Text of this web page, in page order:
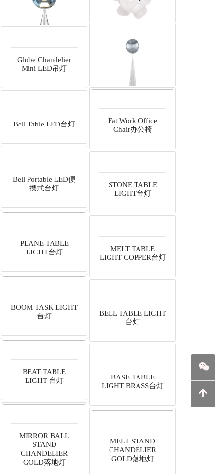
Melt Chandelier Mini
Opal LED吊灯
Melt Chandelier
Large Opal LED吊灯
Melt Burst
Chandelier Opal LED
吊灯
台灯
Silver LED落地灯
Globe Chandelier
Mini LED吊灯
Fat Work Office
Chair办公椅
Bell Table LED台灯
Bell Portable LED便
携式台灯
STONE TABLE
LIGHT台灯
PLANE TABLE
LIGHT台灯
MELT TABLE
LIGHT COPPER台灯
BOOM TASK LIGHT
台灯
BELL TABLE LIGHT
台灯
BEAT TABLE
LIGHT 台灯
BASE TABLE
LIGHT BRASS台灯
MIRROR BALL
STAND
CHANDELIER
GOLD落地灯
MELT STAND
CHANDELIER
GOLD落地灯